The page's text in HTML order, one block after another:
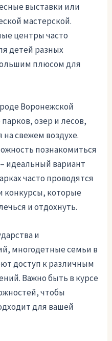
выставки или
мастерской.
центры часто
детей разных
плюсом для
Воронежской
озер и лесов,
свежем воздухе.
познакомиться
идеальный вариант
часто проводятся
конкурсы, которые
и отдохнуть.
и
многодетные семьи в
доступ к различным
Важно быть в курсе
чтобы
для вашей